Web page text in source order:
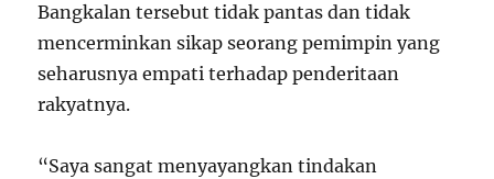
Bangkalan tersebut tidak pantas dan tidak
mencerminkan sikap seorang pemimpin yang
seharusnya empati terhadap penderitaan
rakyatnya.
“Saya sangat menyayangkan tindakan